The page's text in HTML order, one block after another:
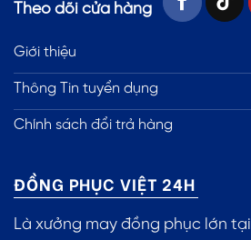
Theo dõi cửa hàng
Giới thiệu
Thông Tin tuyển dụng
Chính sách đổi trả hàng
ĐỒNG PHỤC VIỆT 24H
Là xưởng may đồng phục lớn